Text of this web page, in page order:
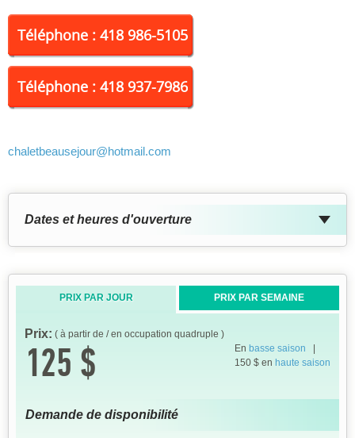
Téléphone : 418 986-5105
Téléphone : 418 937-7986
chaletbeausejour@hotmail.com
Dates et heures d'ouverture
PRIX PAR JOUR PRIX PAR SEMAINE
Prix: ( à partir de / en occupation quadruple )
125 $ En basse saison |
150 $ en haute saison
Demande de disponibilité